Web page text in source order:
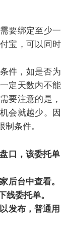
要绑定至少一
宝，可以同时
件，如是否为​​
定天数内不能
要注意的是，
会就越少。因
条件。
口，该委托单
后台中查看。
委托单。
发布，普通用